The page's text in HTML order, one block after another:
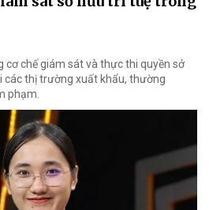
cơ chế giám sát và thực thi quyền sở
các thị trường xuất khẩu, thường
phạm.